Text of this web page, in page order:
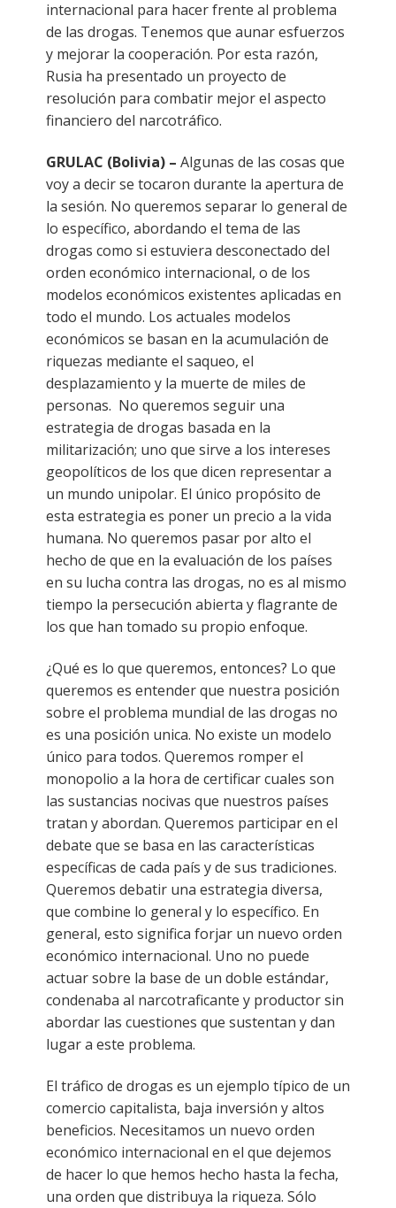
internacional para hacer frente al problema
de las drogas. Tenemos que aunar esfuerzos
y mejorar la cooperación. Por esta razón,
Rusia ha presentado un proyecto de
resolución para combatir mejor el aspecto
financiero del narcotráfico.
GRULAC (Bolivia) – Algunas de las cosas que
voy a decir se tocaron durante la apertura de
la sesión. No queremos separar lo general de
lo específico, abordando el tema de las
drogas como si estuviera desconectado del
orden económico internacional, o de los
modelos económicos existentes aplicadas en
todo el mundo. Los actuales modelos
económicos se basan en la acumulación de
riquezas mediante el saqueo, el
desplazamiento y la muerte de miles de
personas. No queremos seguir una
estrategia de drogas basada en la
militarización; uno que sirve a los intereses
geopolíticos de los que dicen representar a
un mundo unipolar. El único propósito de
esta estrategia es poner un precio a la vida
humana. No queremos pasar por alto el
hecho de que en la evaluación de los países
en su lucha contra las drogas, no es al mismo
tiempo la persecución abierta y flagrante de
los que han tomado su propio enfoque.
¿Qué es lo que queremos, entonces? Lo que
queremos es entender que nuestra posición
sobre el problema mundial de las drogas no
es una posición unica. No existe un modelo
único para todos. Queremos romper el
monopolio a la hora de certificar cuales son
las sustancias nocivas que nuestros países
tratan y abordan. Queremos participar en el
debate que se basa en las características
específicas de cada país y de sus tradiciones.
Queremos debatir una estrategia diversa,
que combine lo general y lo específico. En
general, esto significa forjar un nuevo orden
económico internacional. Uno no puede
actuar sobre la base de un doble estándar,
condenaba al narcotraficante y productor sin
abordar las cuestiones que sustentan y dan
lugar a este problema.
El tráfico de drogas es un ejemplo típico de un
comercio capitalista, baja inversión y altos
beneficios. Necesitamos un nuevo orden
económico internacional en el que dejemos
de hacer lo que hemos hecho hasta la fecha,
una orden que distribuya la riqueza. Sólo